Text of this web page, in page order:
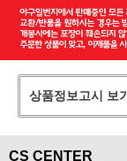
상품정보고시 보기
CS CENTER